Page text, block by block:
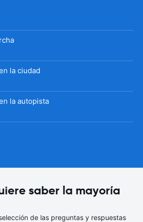
la ciudad
la autopista
saber la mayoría
de las preguntas y respuestas